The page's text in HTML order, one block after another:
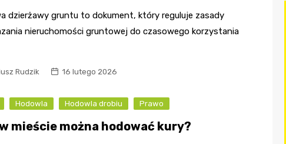
dzierżawy gruntu to dokument, który reguluje zasady
nieruchomości gruntowej do czasowego korzystania
Rudzik 16 lutego 2026
Hodowla Hodowla drobiu Prawo
mieście można hodować kury?